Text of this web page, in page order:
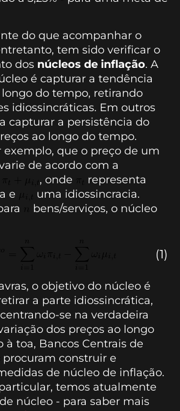
do que acompanhar o
tem sido verificar o
dos núcleos de inflação. A
é capturar a tendência
do tempo, retirando
idiossincráticas. Em outros
capturar a persistência do
ao longo do tempo.
exemplo, que o preço de um
de acordo com a
, onde
representa
e
uma idiossincracia.
bens/serviços, o núcleo
(1)
o objetivo do núcleo é
a parte idiossincrática,
se na verdadeira
dos preços ao longo
à toa, Bancos Centrais de
construir e
de núcleo de inflação.
temos atualmente
núcleo - para saber mais